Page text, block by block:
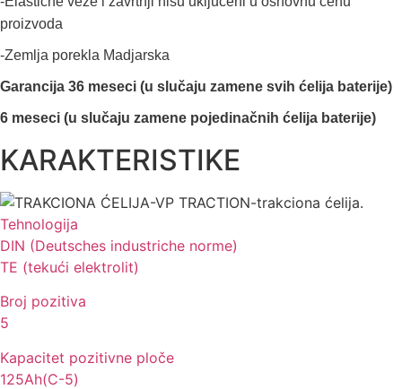
proizvoda
-Zemlja porekla Madjarska
Garancija 36 meseci (u slučaju zamene svih ćelija baterije)
6 meseci (u slučaju zamene pojedinačnih ćelija baterije)
KARAKTERISTIKE
Tehnologija
DIN (Deutsches industriche norme)
TE (tekući elektrolit)
Broj pozitiva
5
Kapacitet pozitivne ploče
125Ah(C-5)